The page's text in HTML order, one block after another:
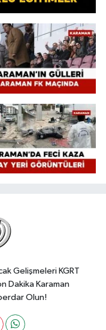
Gelişmeleri KGRT
Dakika Karaman
Olun!